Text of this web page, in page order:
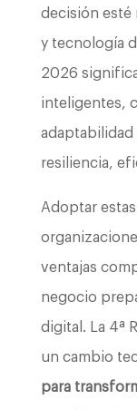
decisión esté
y tecnología
2026
inteligentes,
resiliencia,
Adoptar
ventajas
negocio
digital. La 4ª
un cambio
para